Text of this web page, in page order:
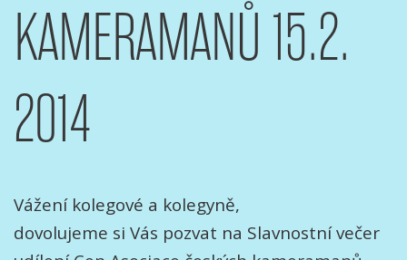
KAMERAMANŮ 15.2.
2014
Vážení kolegové a kolegyně,
dovolujeme si Vás pozvat na Slavnostní večer